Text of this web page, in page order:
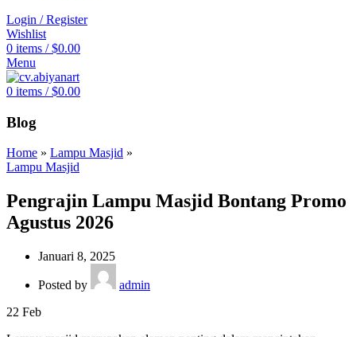
Login / Register
Wishlist
0 items / $0.00
Menu
0 items / $0.00
Blog
Home » Lampu Masjid »
Lampu Masjid
Pengrajin Lampu Masjid Bontang Promo
Agustus 2026
Januari 8, 2025
Posted by
admin
22 Feb